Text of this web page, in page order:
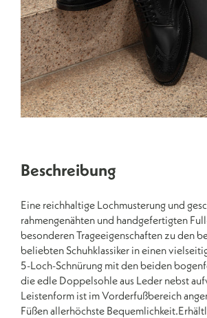
Beschreibung
Eine reichhaltige Lochmusterung und
rahmengenähten und handgefertigten
besonderen Trageeigenschaften zu den
beliebten Schuhklassiker in einen
5-Loch-Schnürung mit den beiden
die edle Doppelsohle aus Leder nebst
Leistenform ist im Vorderfußbereich
Füßen allerhöchste